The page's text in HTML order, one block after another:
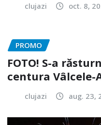
clujazi oct. 8,
PROMO
FOTO! S-a
centura Vâlcele-
clujazi aug. 23,